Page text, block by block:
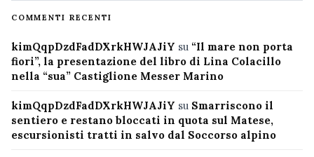
COMMENTI RECENTI
kimQqpDzdFadDXrkHWJAJiY su “Il mare non porta
fiori”, la presentazione del libro di Lina Colacillo
nella “sua” Castiglione Messer Marino
kimQqpDzdFadDXrkHWJAJiY su Smarriscono il
sentiero e restano bloccati in quota sul Matese,
escursionisti tratti in salvo dal Soccorso alpino